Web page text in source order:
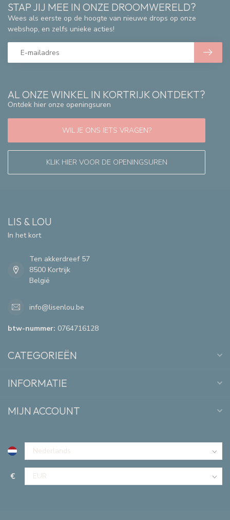
AL ONZE WINKEL IN KORTRIJK ONTDEKT?
Ontdek hier onze openingsuren
WIL JE ONS IETS VRAGEN?
KLIK HIER VOOR DE OPENINGSUREN
STAP JIJ MEE IN ONZE DROOMWERELD?
Wees als eerste op de hoogte van nieuwe drops op onze
webshop, en zelfs unieke acties!
LIS & LOU
In het kort
Ten akkerdreef 57
8500 Kortrijk
België
info@lisenlou.be
btw-nummer: 0764716128
CATEGORIEËN
INFORMATIE
MIJN ACCOUNT
€